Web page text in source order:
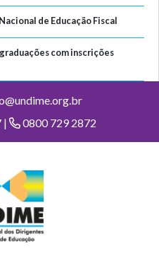
de Educação Fiscal
com inscrições
|
0800 729 2872